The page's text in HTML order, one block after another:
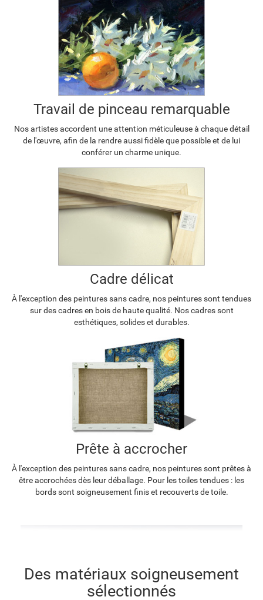
Travail de pinceau remarquable
Nos artistes accordent une attention méticuleuse à chaque détail
de l'œuvre, afin de la rendre aussi fidèle que possible et de lui
conférer un charme unique.
Cadre délicat
À l'exception des peintures sans cadre, nos peintures sont tendues
sur des cadres en bois de haute qualité. Nos cadres sont
esthétiques, solides et durables.
Prête à accrocher
À l'exception des peintures sans cadre, nos peintures sont prêtes à
être accrochées dès leur déballage. Pour les toiles tendues : les
bords sont soigneusement finis et recouverts de toile.
Des matériaux soigneusement
sélectionnés